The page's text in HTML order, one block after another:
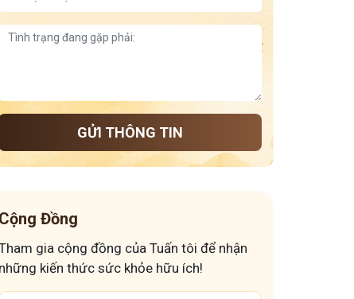
GỬI THÔNG TIN
Cộng Đồng
gia cộng đồng của Tuấn tôi để nhận
những kiến thức sức khỏe hữu ích!